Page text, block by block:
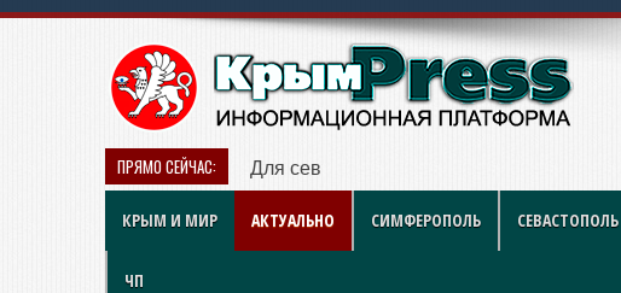
ПРЯМО СЕЙЧАС: Для севастопольского социального
КРЫМ И МИР АКТУАЛЬНО СИМФЕРОПОЛЬ СЕВАСТОПОЛЬ
ЧП